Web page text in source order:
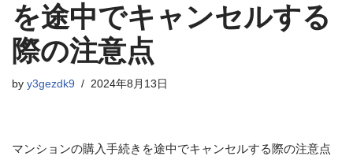
を途中でキャンセルする
際の注意点
by y3gezdk9 2024年8月13日
マンションの購入手続きを途中でキャンセルする際の注意点